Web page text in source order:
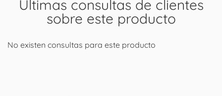
Últimas consultas de clientes
sobre este producto
No existen consultas para este producto